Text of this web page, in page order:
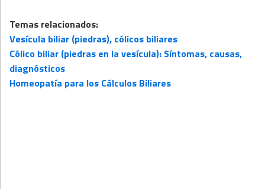
Temas relacionados:
Vesícula biliar (piedras), cólicos biliares
Cólico biliar (piedras en la vesícula): Síntomas, causas,
diagnósticos
Homeopatía para los Cálculos Biliares